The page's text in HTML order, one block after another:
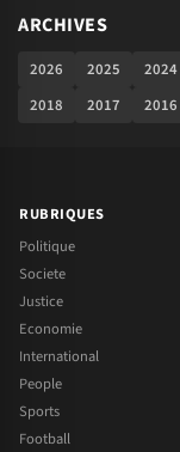
ARCHIVES
2026 2025 2024
2018
2017 2016
RUBRIQUES
Politique
Societe
Justice
Economie
International
People
Sports
Football